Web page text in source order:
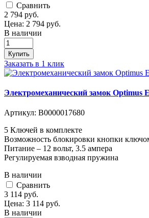
Cравнить
2 794 руб.
Цена: 2 794 руб.
В наличии
Купить
Заказать в 1 клик
Электромеханический замок Optimus
Артикул: В0000017680
5 Ключей в комплекте
Возможность блокировки кнопки
Питание – 12 вольт, 3.5 ампера
Регулируемая взводная пружина
В наличии
Cравнить
3 114 руб.
Цена: 3 114 руб.
В наличии